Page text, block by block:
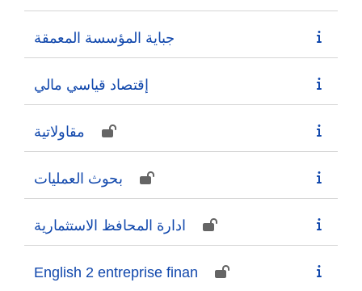
جباية المؤسسة المعمقة
إقتصاد قياسي مالي
مقاولاتية
بحوث العمليات
ادارة المحافظ الاستثمارية
English 2 entreprise finan